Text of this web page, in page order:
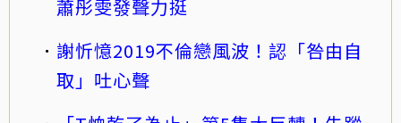
蕭彤雯發聲力挺
謝忻憶2019不倫戀風波！認「咎由自
取」吐心聲